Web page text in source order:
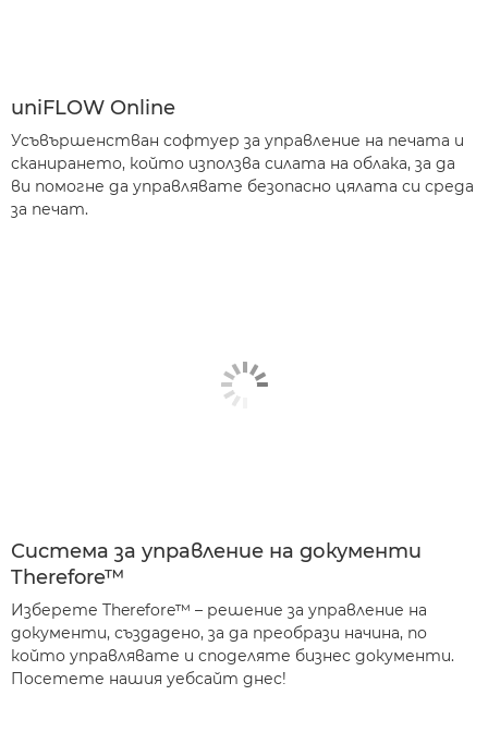
uniFLOW Online
Усъвършенстван софтуер за управление на печата и
сканирането, който използва силата на облака, за да
ви помогне да управлявате безопасно цялата си среда
за печат.
Система за управление на документи
Therefore™
Изберете Therefore™ – решение за управление на
документи, създадено, за да преобрази начина, по
който управлявате и споделяте бизнес документи.
Посетете нашия уебсайт днес!